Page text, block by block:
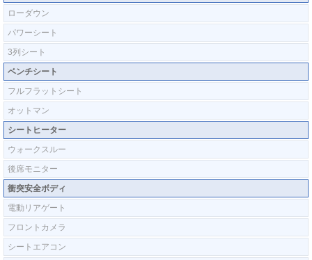
ローダウン
パワーシート
3列シート
ベンチシート
フルフラットシート
オットマン
シートヒーター
ウォークスルー
後席モニター
衝突安全ボディ
電動リアゲート
フロントカメラ
シートエアコン